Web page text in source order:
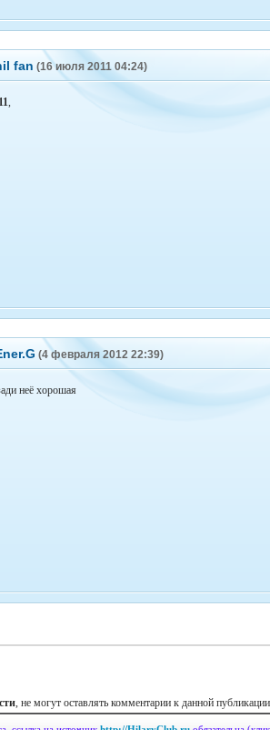
fan (16 июля 2011 04:24)
,
(4 февраля 2012 22:39)
неё хорошая
, не могут оставлять комментарии к данной